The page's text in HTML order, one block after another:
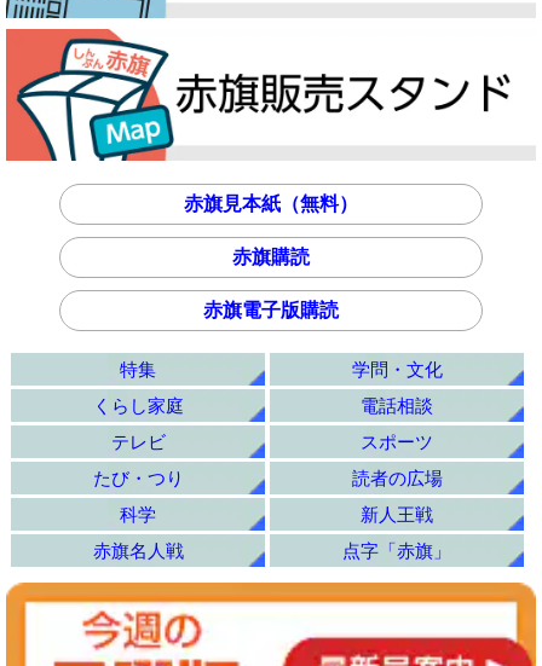
赤旗見本紙（無料）
赤旗購読
赤旗電子版購読
特集
学問・文化
くらし家庭
電話相談
テレビ
スポーツ
たび・つり
読者の広場
科学
新人王戦
赤旗名人戦
点字「赤旗」